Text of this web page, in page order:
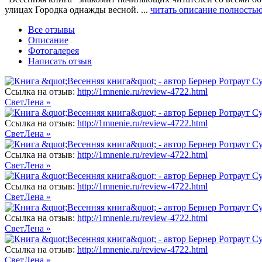
улицах Городка однажды весной. ... читать описание
Все отзывы
Описание
Фотогалерея
Написать отзыв
Ссылка на отзыв: http://1mnenie.ru/review-4722.html
СветЛена »
Ссылка на отзыв: http://1mnenie.ru/review-4722.html
СветЛена »
Ссылка на отзыв: http://1mnenie.ru/review-4722.html
СветЛена »
Ссылка на отзыв: http://1mnenie.ru/review-4722.html
СветЛена »
Ссылка на отзыв: http://1mnenie.ru/review-4722.html
СветЛена »
Ссылка на отзыв: http://1mnenie.ru/review-4722.html
СветЛена »